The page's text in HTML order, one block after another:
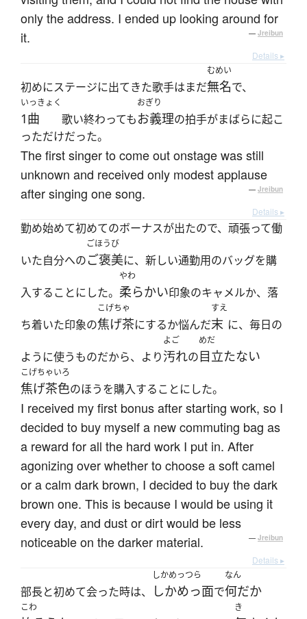
only the address. I ended up looking around for
it.
— Jreibun
Details ▸
初めにステージに出てきた歌手はまだ
むめい
無名で、
いっきょく
1曲 歌い終わっても
おぎり
お義理の拍手がまばらに起こ
っただけだった。
The first singer to come out onstage was still
unknown and received only modest applause
after singing one song.
— Jreibun
Details ▸
勤め始めて初めてのボーナスが出たので、頑張って働
いた自分への
ごほうび
ご褒美に、新しい通勤用のバッグを購
入することにした。
やわ
柔らかい印象のキャメルか、落
ち着いた印象の
こげちゃ
焦げ茶にするか悩んだ
すえ
末 に、毎日の
ように使うものだから、より
よご
汚れの
めだ
目立たない
こげちゃいろ
焦げ茶色のほうを購入することにした。
I received my first bonus after starting work, so I
decided to buy myself a new commuting bag as
a reward for all the hard work I put in. After
agonizing over whether to choose a soft camel
or a calm dark brown, I decided to buy the dark
brown one. This is because I would be using it
every day, and dust or dirt would be less
noticeable on the darker material.
— Jreibun
Details ▸
部長と初めて会った時は、
しかめっつら
しかめっ面で
なん
何だか
こわ き